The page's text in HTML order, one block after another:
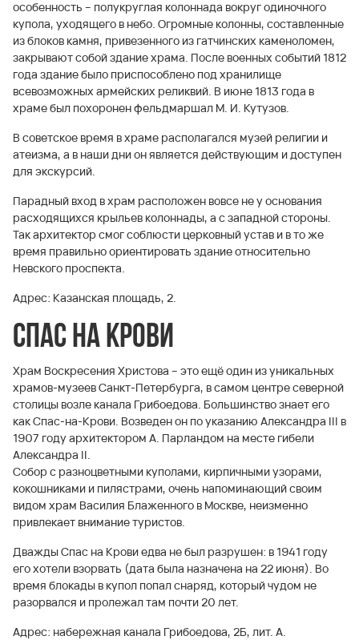
особенность – полукруглая колоннада вокруг одиночного
купола, уходящего в небо. Огромные колонны, составленные
из блоков камня, привезенного из гатчинских каменоломен,
закрывают собой здание храма. После военных событий 1812
года здание было приспособлено под хранилище
всевозможных армейских реликвий. В июне 1813 года в
храме был похоронен фельдмаршал М. И. Кутузов.
В советское время в храме располагался музей религии и
атеизма, а в наши дни он является действующим и доступен
для экскурсий.
Парадный вход в храм расположен вовсе не у основания
расходящихся крыльев колоннады, а с западной стороны.
Так архитектор смог соблюсти церковный устав и в то же
время правильно ориентировать здание относительно
Невского проспекта.
Адрес: Казанская площадь, 2.
Спас на крови
Храм Воскресения Христова – это ещё один из уникальных
храмов-музеев Санкт-Петербурга, в самом центре северной
столицы возле канала Грибоедова. Большинство знает его
как Спас-на-Крови. Возведен он по указанию Александра III в
1907 году архитектором А. Парландом на месте гибели
Александра II.
Собор с разноцветными куполами, кирпичными узорами,
кокошниками и пилястрами, очень напоминающий своим
видом храм Василия Блаженного в Москве, неизменно
привлекает внимание туристов.
Дважды Спас на Крови едва не был разрушен: в 1941 году
его хотели взорвать (дата была назначена на 22 июня). Во
время блокады в купол попал снаряд, который чудом не
разорвался и пролежал там почти 20 лет.
Адрес: набережная канала Грибоедова, 2Б, лит. А.